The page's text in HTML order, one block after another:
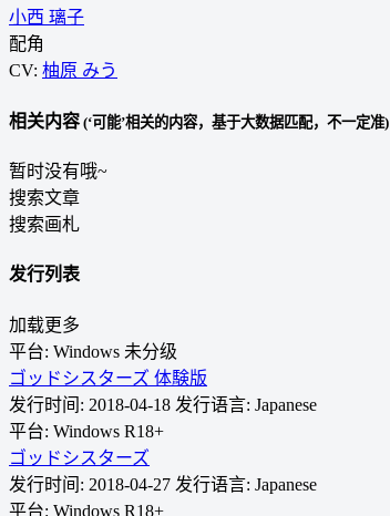
小西 璃子
配角
CV: 柚原 みう
相关内容 (‘可能’相关的内容，基于大数据匹配，不一定准)
暂时没有哦~
搜索文章
搜索画札
发行列表
加载更多
平台: Windows 未分级
ゴッドシスターズ 体験版
发行时间: 2018-04-18 发行语言: Japanese
平台: Windows R18+
ゴッドシスターズ
发行时间: 2018-04-27 发行语言: Japanese
平台: Windows R18+